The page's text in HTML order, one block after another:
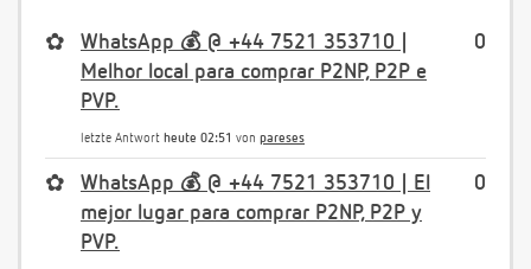
0
✿
WhatsApp 💰 @ +44 7521 353710 |
Melhor local para comprar P2NP, P2P e
PVP.
letzte Antwort heute 02:51 von pareses
0
✿
WhatsApp 💰 @ +44 7521 353710 | El
mejor lugar para comprar P2NP, P2P y
PVP.